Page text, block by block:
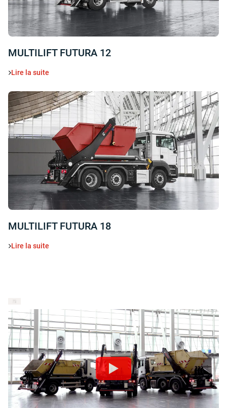
MULTILIFT FUTURA 12
Lire la suite
MULTILIFT FUTURA 18
Lire la suite